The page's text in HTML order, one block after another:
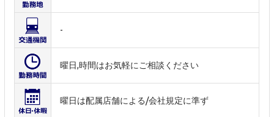
-
曜日,時間はお気軽にご相談ください
曜日は配属店舗による/会社規定に準ず